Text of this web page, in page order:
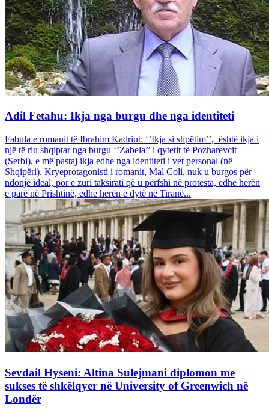
Adil Fetahu: Ikja nga burgu dhe nga identiteti
Fabula e romanit të Ibrahim Kadriut: ‘’Ikja si shpëtim’’, është ikja i
një të riu shqiptar nga burgu ‘’Zabela’’ i qytetit të Pozharevcit
(Serbi), e më pastaj ikja edhe nga identiteti i vet personal (në
Shqipëri). Kryeprotagonisti i romanit, Mal Coli, nuk u burgos për
ndonjë ideal, por e zuri taksirati që u përfshi në protesta, edhe herën
e parë në Prishtinë, edhe herën e dytë në Tiranë...
Sevdail Hyseni: Altina Sulejmani diplomon me
sukses të shkëlqyer në University of Greenwich në
Londër